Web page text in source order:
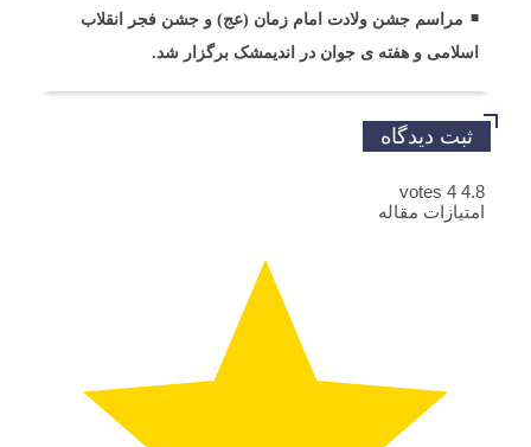
مراسم جشن ولادت امام زمان (عج) و جشن فجر انقلاب
اسلامی و هفته ی جوان در اندیمشک برگزار شد.
ثبت دیدگاه
4.8
4
votes
امتیازات مقاله